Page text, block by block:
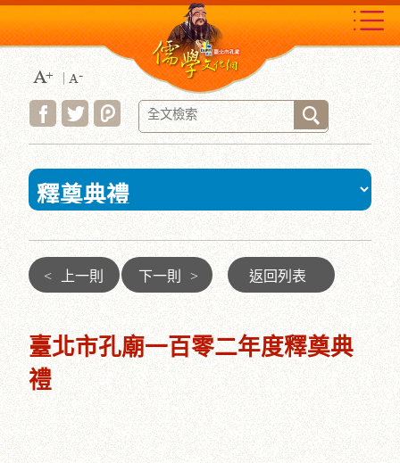
到
主
要
內
容
區
塊
:::
< 上一則 下一則 > 返回列表
臺北市孔廟一百零二年度釋奠典
禮